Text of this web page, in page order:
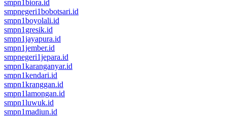
smpn1biora.id
smpnegeri1bobotsari.id
smpn1boyolali.id
smpn1gresik.id
smpn1jayapura.id
smpn1jember.id
smpnegeri1jepara.id
smpn1karanganyar.id
smpn1kendari.id
smpn1kranggan.id
smpn1lamongan.id
smpn1luwuk.id
smpn1madiun.id